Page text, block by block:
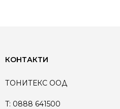
КОНТАКТИ
ТОНИТЕКС ООД
T: 0888 641500